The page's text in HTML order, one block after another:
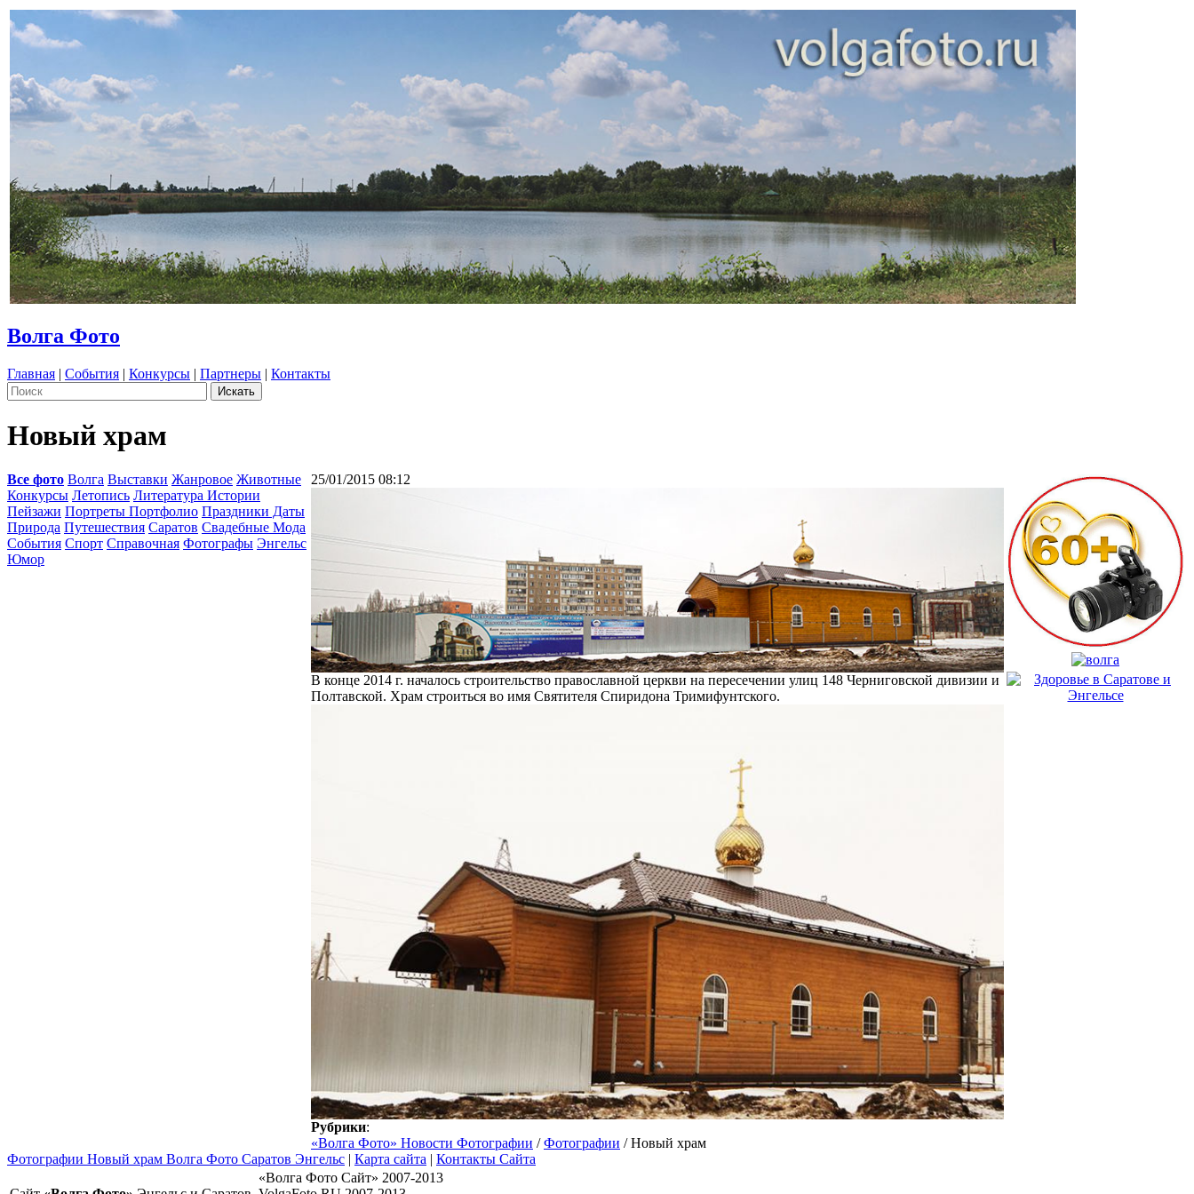
Волга Фото
Главная | События | Конкурсы | Партнеры | Контакты
Новый храм
Все фото Волга Выставки Жанровое Животные
Конкурсы Летопись Литература Истории
Пейзажи Портреты Портфолио Праздники Даты
Природа Путешествия Саратов Свадебные Мода
События Спорт Справочная Фотографы Энгельс
Юмор
25/01/2015 08:12
В конце 2014 г. началось строительство православной церкви на пересечении улиц 148 Черниговской дивизии и
Полтавской. Храм строиться во имя Святителя Спиридона Тримифунтского.
Рубрики:
«Волга Фото» Новости Фотографии /Фотографии / Новый храм
Фотографии Новый храм Волга Фото Саратов Энгельс | Карта сайта | Контакты Сайта
«Волга Фото Сайт» 2007-2013